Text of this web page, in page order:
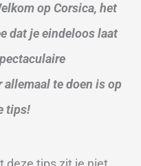
op Corsica, het
dat je eindeloos laat
allemaal te doen is op
tips!